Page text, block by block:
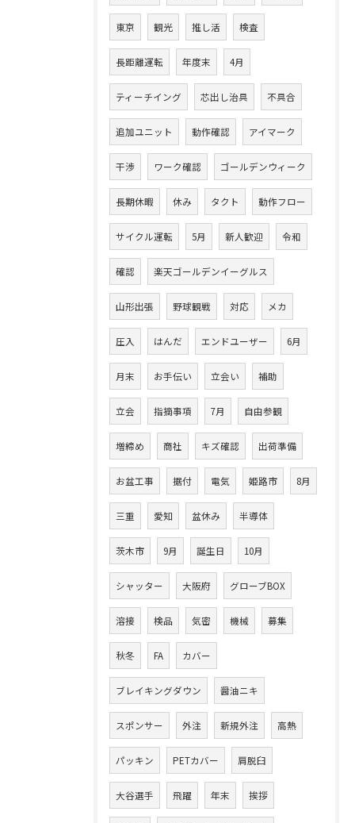
東京 観光 推し活 検査
長距離運転 年度末 4月
ティーチイング 芯出し治具 不具合
追加ユニット 動作確認 アイマーク
干渉 ワーク確認 ゴールデンウィーク
長期休暇 休み タクト 動作フロー
サイクル運転 5月 新人歓迎 令和
確認 楽天ゴールデンイーグルス
山形出張 野球観戦 対応 メカ
圧入 はんだ エンドユーザー 6月
月末 お手伝い 立会い 補助
立会 指摘事項 7月 自由参観
増締め 商社 キズ確認 出荷準備
お盆工事 据付 電気 姫路市 8月
三重 愛知 盆休み 半導体
茨木市 9月 誕生日 10月
シャッター 大阪府 グローブBOX
溶接 検品 気密 機械 募集
秋冬 FA カバー
ブレイキングダウン 醤油ニキ
スポンサー 外注 新規外注 高熱
パッキン PETカバー 肩脱臼
大谷選手 飛躍 年末 挨拶